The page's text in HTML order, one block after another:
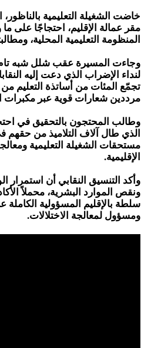
خاضت الشغيلة التعليمية
مقر عمالة الإقليم، احتجاجًا على
المنظومة التعليمية المحلية،
وجاءت المسيرة عقب شلل شبه تام
تجمّع المئات من أساتذة التعليم من
مرددين شعارات قوية عبر
وطالب المحتجون بالتحقيق في
الذي طال آلاف التلاميذ من
مستحقات الشغيلة التعليمية
الإقليمية.
وأكد التنسيق النقابي أن
ونقص الموارد البشرية، محملاً
سلطة بالإقليم المسؤولية
ومسؤول لمعالجة الاختلالات.